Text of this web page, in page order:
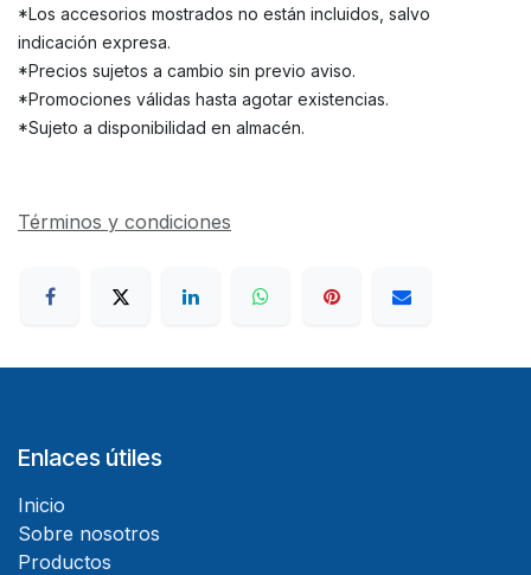
*Los accesorios mostrados no están incluidos, salvo
indicación expresa.
*Precios sujetos a cambio sin previo aviso.
*Promociones válidas hasta agotar existencias.
*Sujeto a disponibilidad en almacén.
Términos y condiciones
Enlaces útiles
Inicio
Sobre nosotros
Productos